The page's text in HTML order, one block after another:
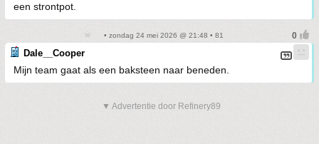
een strontpot.
• zondag 24 mei 2026 @ 21:48 • 81
Dale__Cooper
Mijn team gaat als een baksteen naar beneden.
▼ Advertentie door Refinery89